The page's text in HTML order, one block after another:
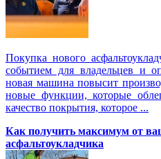
Покупка нового
событием для владельцев и
новая машина повысит
новые функции, которые
качество покрытия, которое ...
Как получить максимум от
асфальтоукладчика